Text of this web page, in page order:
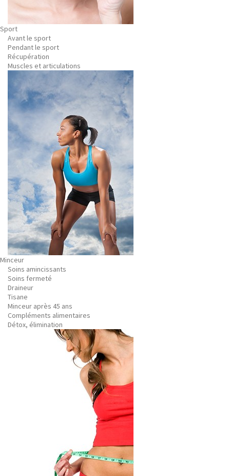
Sport
Avant le sport
Pendant le sport
Récupération
Muscles et articulations
Minceur
Soins amincissants
Soins fermeté
Draineur
Tisane
Minceur après 45 ans
Compléments alimentaires
Détox, élimination